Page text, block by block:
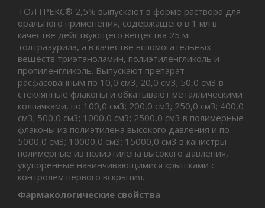
ТОЛТРЕКС® 2,5% выпускают в форме раствора для
орального применения, содержащего в 1 мл в
качестве действующего вещества 25 мг
толтразурила, а в качестве вспомогательных
веществ триэтаноламин, полиэтиленгликоль и
пропиленгликоль. Выпускают препарат
расфасованным по 10,0 см3; 20,0 см3; 50,0 см3 в
стеклянные флаконы и обкатывают металлическими
колпачками, по 100,0 см3; 200,0 см3; 250,0 см3; 400,0
см3; 500,0 см3; 1000,0 см3; 2500,0 см3 в полимерные
флаконы из полиэтилена высокого давления и по
5000,0 см3; 10000,0 см3; 15000,0 см3 в канистры
полимерные из полиэтилена высокого давления,
укупоренные навинчивающимися крышками с
контролем первого вскрытия.
Фармакологические свойства